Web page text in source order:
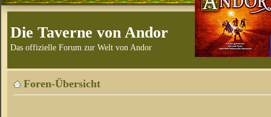
Die Taverne von Andor
Das offizielle Forum zur Welt von Andor
Foren-Übersicht